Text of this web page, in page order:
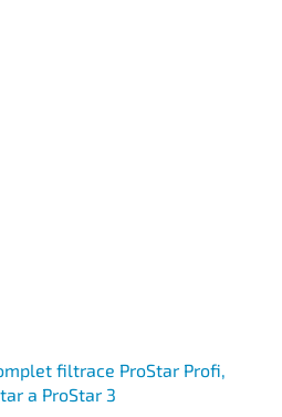
filtrace ProStar Profi,
a ProStar 3